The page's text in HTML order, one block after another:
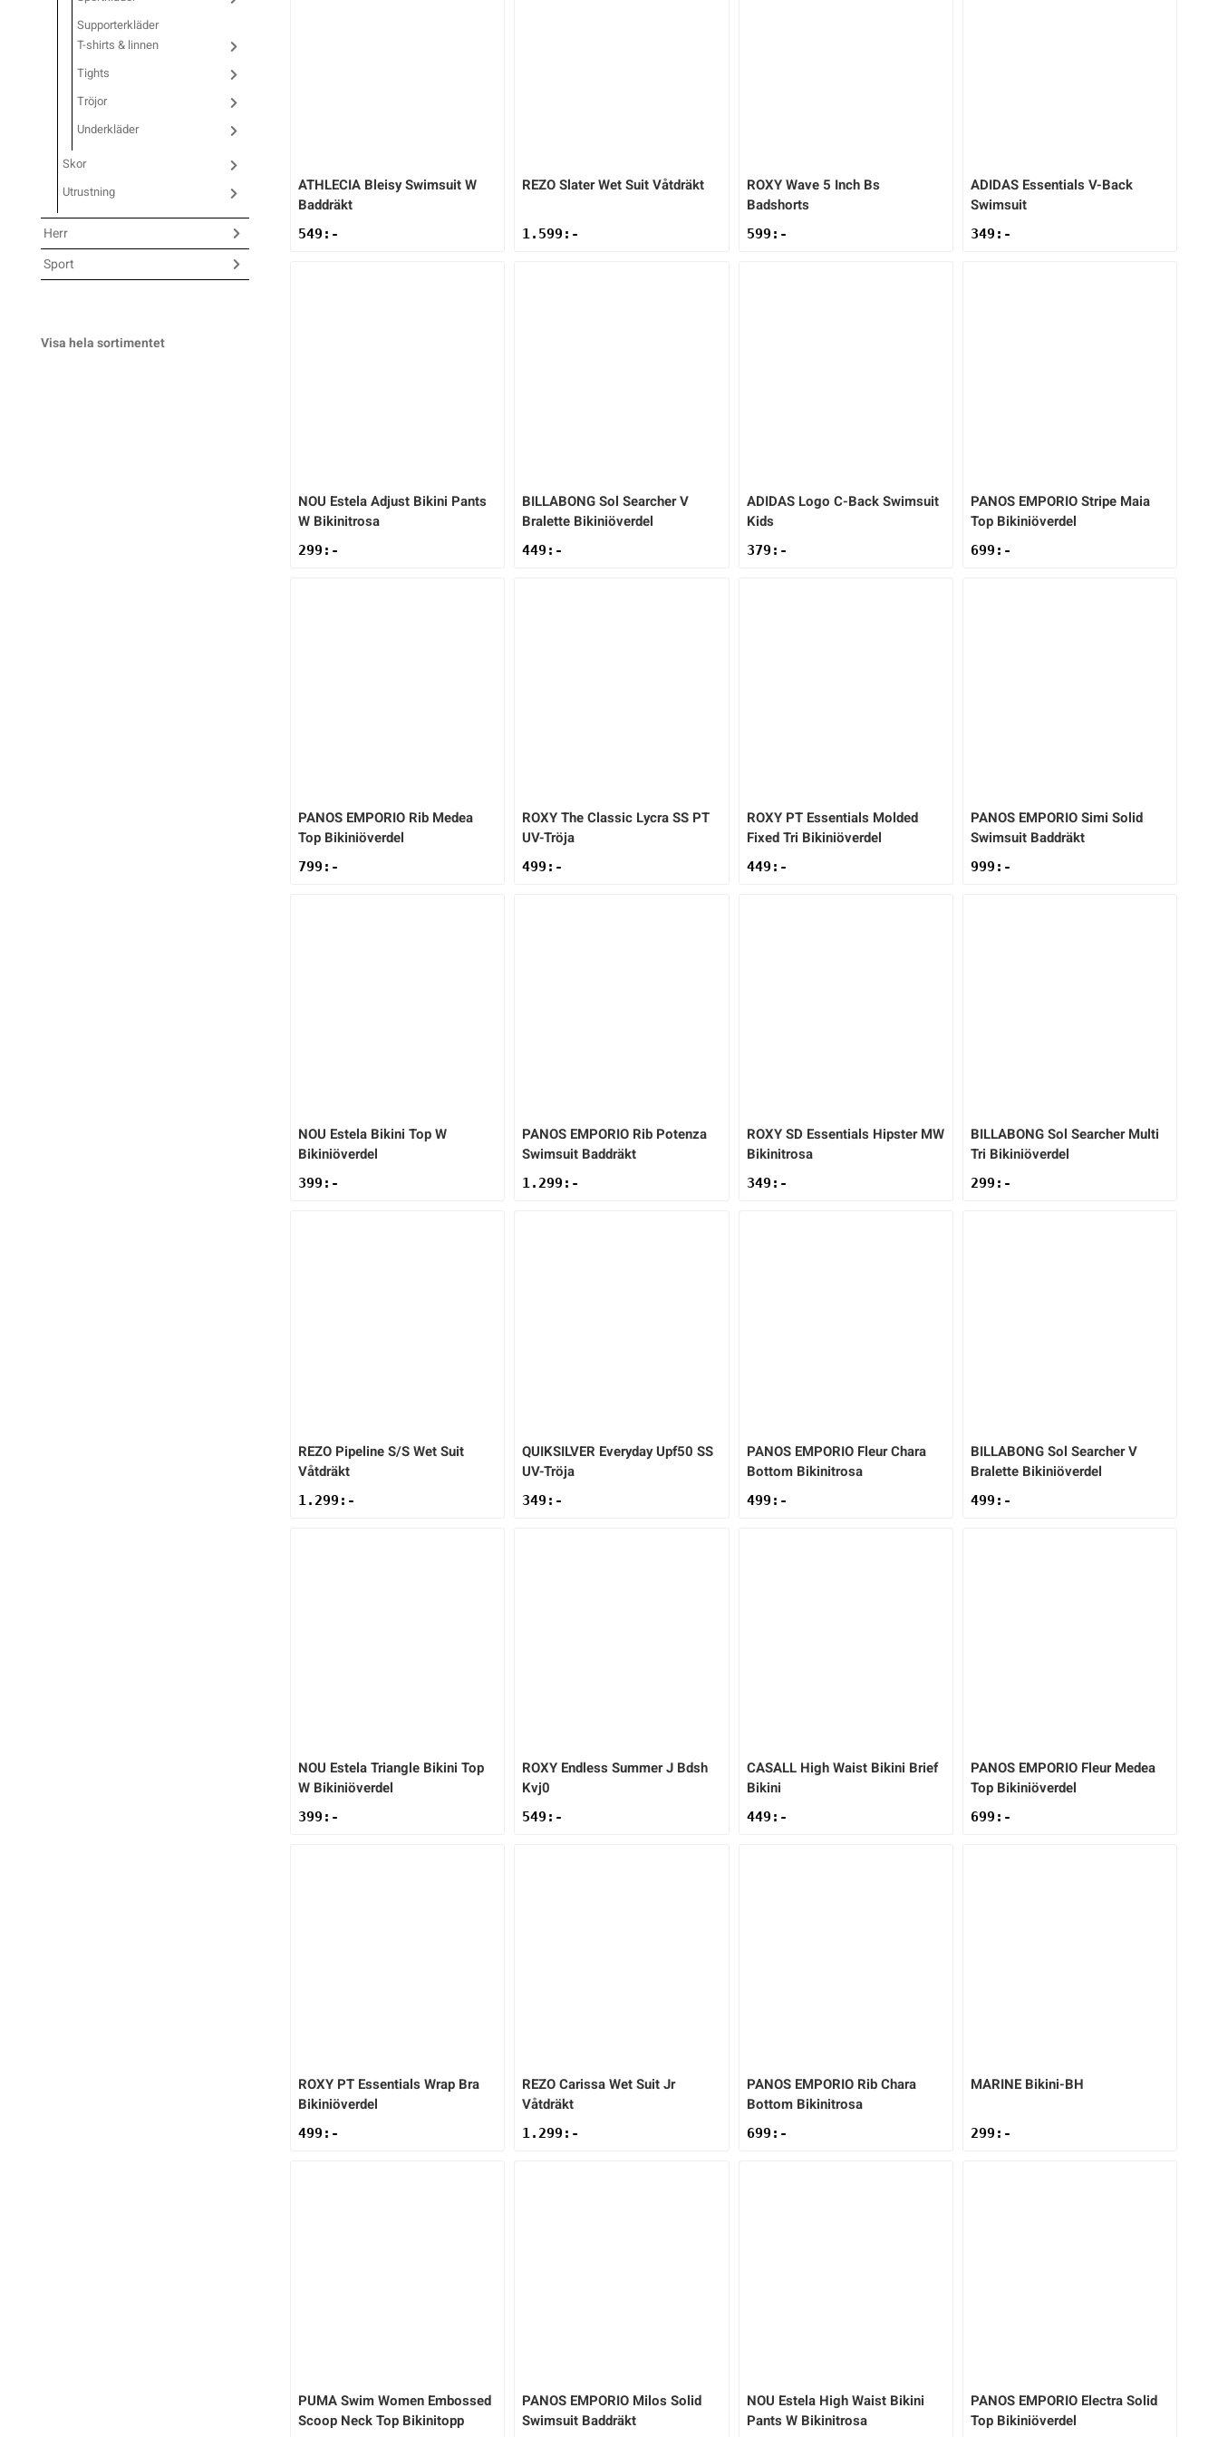
Underkläder
Skridskor
Skydd
Sporttillbehör
Stavar
Träning
Övrigt
Underkläder
Skridskor
Skydd
Sporttillbehör
Stavar
Träning
Övrigt
Hockey
Innebandy
Lek & spel
Längdåkning
Löpning
Padel
ATHLECIA Bleisy Swimsuit W
Baddräkt
549 :-
REZOSlater Wet Suit Våtdräkt
1.599 :-
ROXY Wave 5 Inch Bs
Badshorts
599 :-
ADIDAS Essentials V-Back
Swimsuit
349 :-
NOU Estela Adjust Bikini Pants
W Bikinitrosa
299 :-
BILLABONGSol Searcher V
Bralette Bikiniöverdel
449 :-
ADIDAS Logo C-Back Swimsuit
Kids
379 :-
PANOS EMPORIOStripe Maia
Top Bikiniöverdel
699 :-
PANOS EMPORIO Rib Medea
Top Bikiniöverdel
799 :-
ROXYThe Classic Lycra SS PT
UV-Tröja
499 :-
ROXY PT Essentials Molded
Fixed Tri Bikiniöverdel
449 :-
PANOS EMPORIOSimi Solid
Swimsuit Baddräkt
999 :-
NOU Estela Bikini Top W
Bikiniöverdel
399 :-
PANOS EMPORIO Rib Potenza
Swimsuit Baddräkt
1.299 :-
ROXY SD Essentials Hipster MW
Bikinitrosa
349 :-
BILLABONGSol Searcher Multi
Tri Bikiniöverdel
299 :-
REZO Pipeline S/S Wet Suit
Våtdräkt
1.299 :-
QUIKSILVER Everyday Upf50 SS
UV-Tröja
349 :-
PANOS EMPORIO Fleur Chara
Bottom Bikinitrosa
499 :-
BILLABONGSol Searcher V
Bralette Bikiniöverdel
499 :-
NOU Estela Triangle Bikini Top
W Bikiniöverdel
399 :-
ROXY Endless Summer J Bdsh
Kvj0
549 :-
CASALL High Waist Bikini Brief
Bikini
449 :-
PANOS EMPORIO Fleur Medea
Top Bikiniöverdel
699 :-
ROXY PT Essentials Wrap Bra
Bikiniöverdel
499 :-
REZOCarissa Wet Suit Jr
Våtdräkt
1.299 :-
PANOS EMPORIO Rib Chara
Bottom Bikinitrosa
699 :-
MARINE Bikini-BH
299 :-
PUMASwim Women Embossed
Scoop Neck Top Bikinitopp
PANOS EMPORIO Milos Solid
Swimsuit Baddräkt
NOU Estela High Waist Bikini
Pants W Bikinitrosa
PANOS EMPORIO Electra Solid
Top Bikiniöverdel
Supporterkläder
T-shirts & linnen
Tights
Tröjor
Underkläder
Skor
Utrustning
Herr
Sport
Visa hela sortimentet